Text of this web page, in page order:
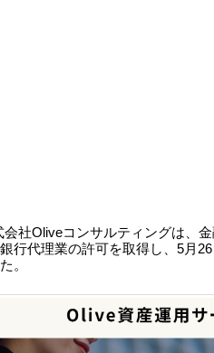
会社Oliveコンサルティングは、
行代理業の許可を取得し、5月
。